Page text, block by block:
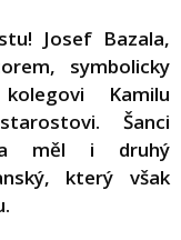
Josef Bazala,
symbolicky
Kamilu
Šanci
měl i druhý
který však